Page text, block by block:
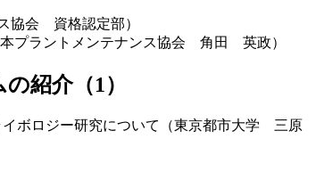
協会 資格認定部）
本プラントメンテナンス協会 角田 英政）
紹介（1）
イボロジー研究について（東京都市大学 三原